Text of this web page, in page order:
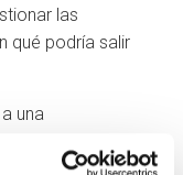
las
qué podría salir
una
a la baja durante